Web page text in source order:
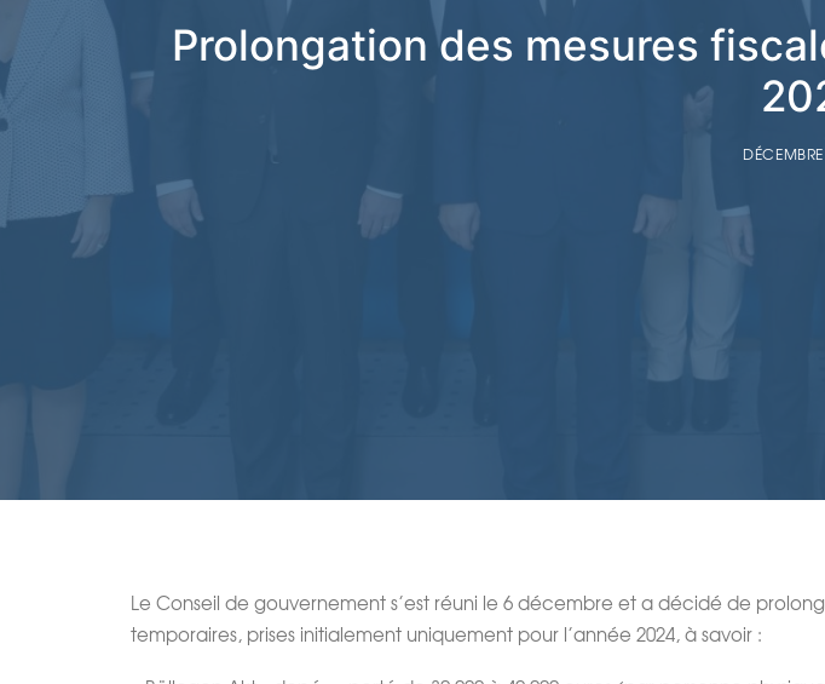
Prolongation des mesures
Le Conseil de gouvernement s’est réuni le 6 décembre et a décidé de
temporaires, prises initialement uniquement pour l’année 2024, à savoir :